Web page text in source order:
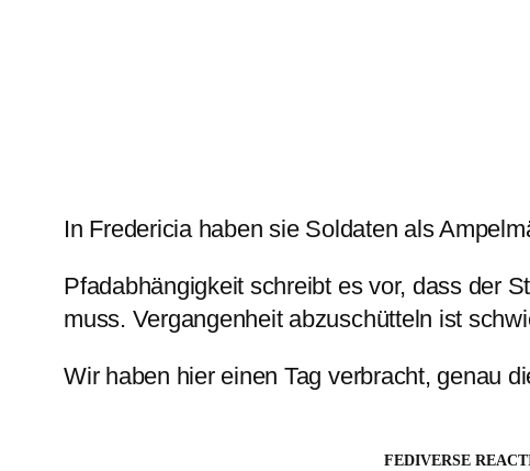
In Fredericia haben sie Soldaten als
Pfadabhängigkeit schreibt es vor, dass der
muss. Vergangenheit abzuschütteln ist
Wir haben hier einen Tag verbracht, genau
FEDIVERSE